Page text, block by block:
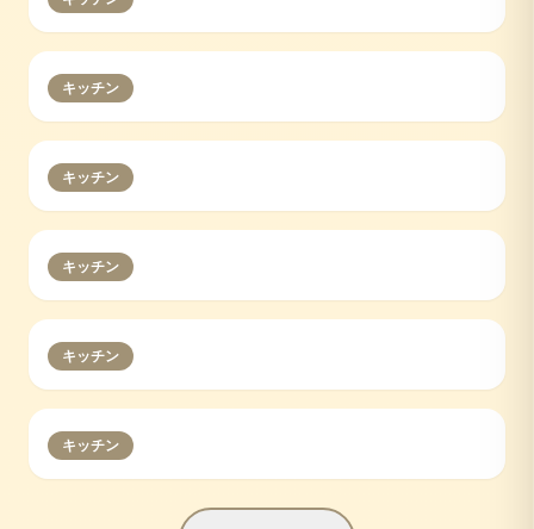
キッチン
キッチン
キッチン
キッチン
キッチン